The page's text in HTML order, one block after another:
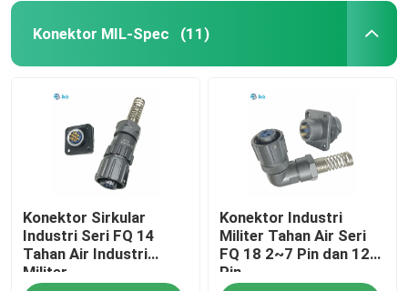
Konektor MIL-Spec (11)
Konektor Sirkular
Industri Seri FQ 14
Tahan Air Industri
Militer
Konektor Industri
Militer Tahan Air Seri
FQ 18 2~7 Pin dan 12
Pin